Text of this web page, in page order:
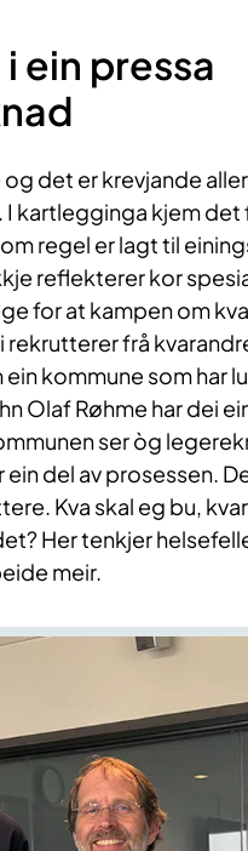
ein pressa
det er krevjande
kartlegginga kjem det
regel er lagt til
reflekterer kor
for at kampen om
frå
kommune som har
Olaf Røhme har dei
ser òg
del av prosessen.
Kva skal eg bu,
Her tenkjer
meir.